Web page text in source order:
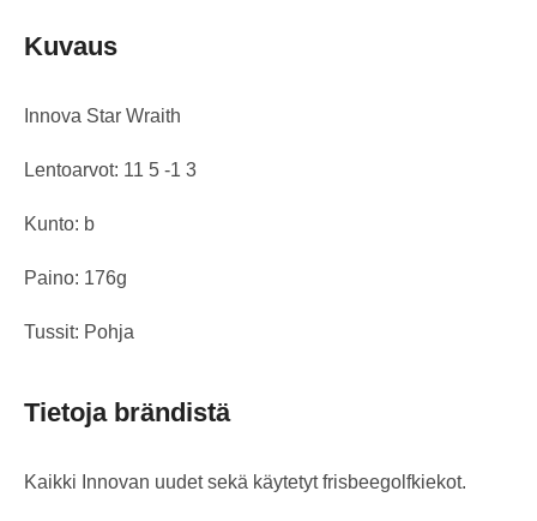
Kuvaus
Innova Star Wraith
Lentoarvot: 11 5 -1 3
Kunto: b
Paino: 176g
Tussit: Pohja
Tietoja brändistä
Kaikki Innovan uudet sekä käytetyt frisbeegolfkiekot.